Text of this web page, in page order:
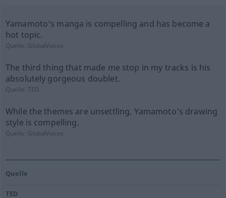
Yamamoto's manga is compelling and has become a
hot topic.
Quelle: GlobalVoices
The third thing that made me stop in my tracks is his
absolutely gorgeous doublet.
Quelle:TED
While the themes are unsettling, Yamamoto's drawing
style is compelling.
Quelle: GlobalVoices
Quelle
TED